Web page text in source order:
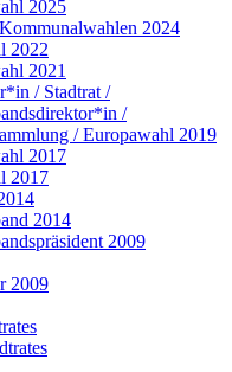
2025
2024
2022
2021
/ Stadtrat /
/
/ Europawahl 2019
2017
2017
2014
2009
2009